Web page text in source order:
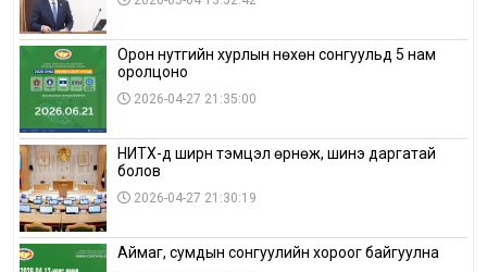
Орон нутгийн хурлын нөхөн сонгуульд 5 нам
оролцоно
2026-04-27 21:35:00
НИТХ-д ширүүн тэмцэл өрнөж, шинэ даргатай
болов
2026-04-27 21:30:19
Аймаг, сумдын сонгуулийн хороог байгуулна